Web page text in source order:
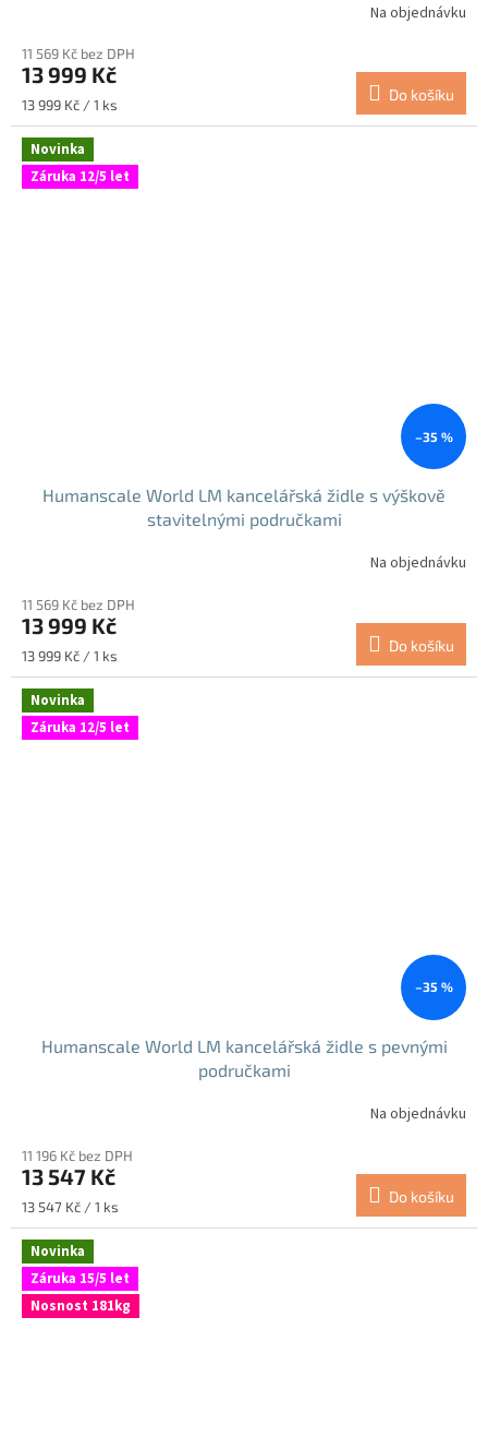
Na objednávku
11 569 Kč bez DPH
13 999 Kč
Měrná
cena:
13 999 Kč / 1 ks
Do košíku
Novinka
Záruka 12/5 let
–35 %
Humanscale World LM kancelářská židle s výškově
stavitelnými područkami
Na objednávku
11 569 Kč bez DPH
13 999 Kč
Měrná
cena:
13 999 Kč / 1 ks
Do košíku
Novinka
Záruka 12/5 let
–35 %
Humanscale World LM kancelářská židle s pevnými
područkami
Na objednávku
11 196 Kč bez DPH
13 547 Kč
Měrná
cena:
13 547 Kč / 1 ks
Do košíku
Novinka
Záruka 15/5 let
Nosnost 181kg